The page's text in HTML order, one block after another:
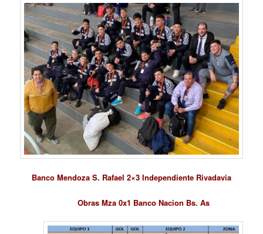
Banco Mendoza S. Rafael 2×3 Independiente Rivadavia
Obras Mza 0x1 Banco Nacion Bs. As